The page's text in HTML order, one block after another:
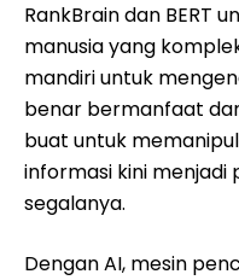
RankBrain dan BERT
manusia yang
mandiri untuk
benar bermanfaat
buat untuk
informasi kini
segalanya.
Dengan AI, mesin